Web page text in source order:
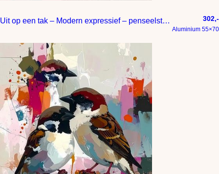
Uit op een tak – Modern expressief – penseelstreken en abstracte kleurige vlakken 302,-
Aluminium 55×70